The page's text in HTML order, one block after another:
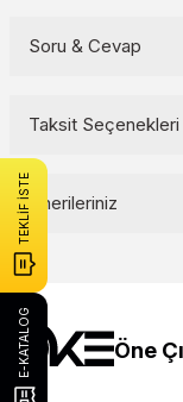
Soru & Cevap
Ürün
Taksit Seçenekleri
Önerileriniz
Bu ürünün fiyat bilgisi,
konularda yetersiz
tarafımıza iletebilirsiniz.
Görüş ve önerileriniz
Ürün resmi
Öne
TEKLİF İSTE
E-KATALOG